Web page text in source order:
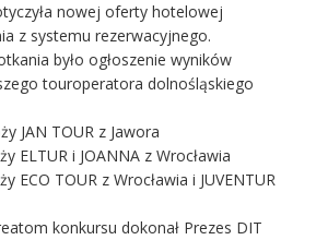
nowej oferty hotelowej
z systemu rezerwacyjnego.
było ogłoszenie wyników
touroperatora dolnośląskiego
JAN TOUR z Jawora
ELTUR i JOANNA z Wrocławia
ECO TOUR z Wrocławia i JUVENTUR
konkursu dokonał Prezes DIT